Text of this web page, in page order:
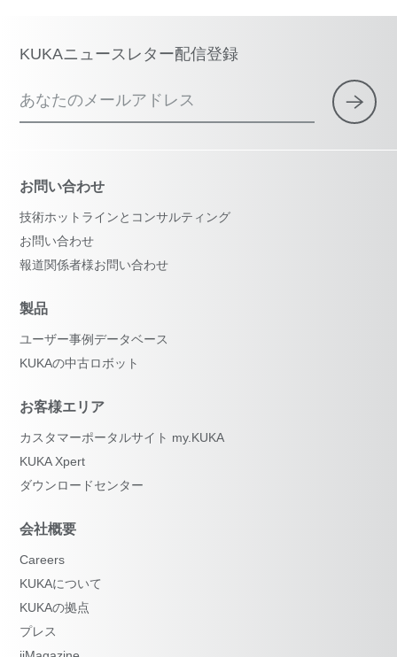
KUKAニュースレター配信登録
あなたのメールアドレス
お問い合わせ
技術ホットラインとコンサルティング
お問い合わせ
報道関係者様お問い合わせ
製品
ユーザー事例データベース
KUKAの中古ロボット
お客様エリア
カスタマーポータルサイト my.KUKA
KUKA Xpert
ダウンロードセンター
会社概要
Careers
KUKAについて
KUKAの拠点
プレス